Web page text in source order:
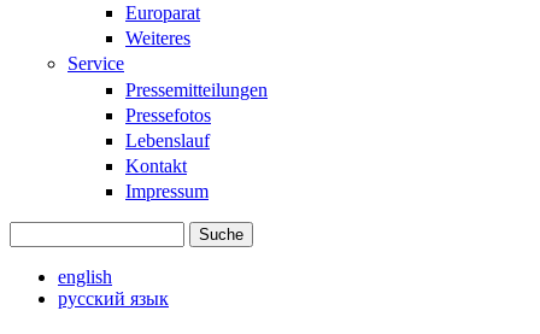
Europarat
Weiteres
Service
Pressemitteilungen
Pressefotos
Lebenslauf
Kontakt
Impressum
english
русский язык